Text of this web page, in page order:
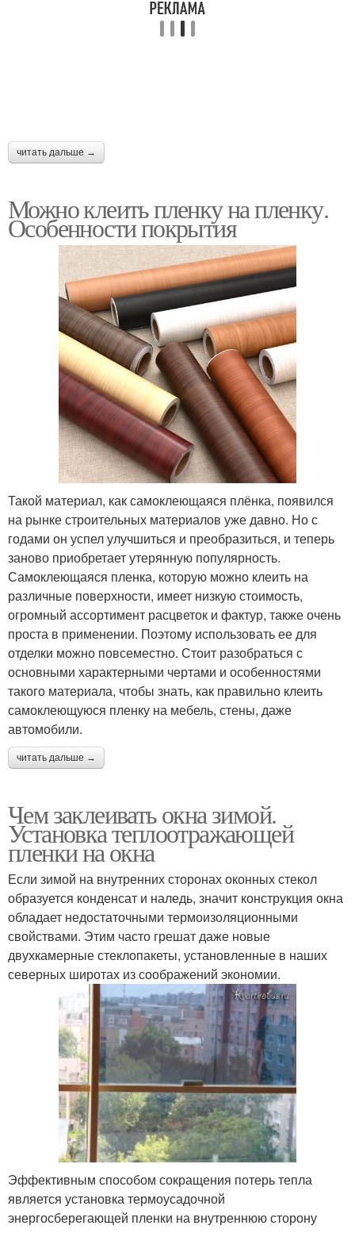
читать дальше →
Можно клеить пленку на пленку.
Особенности покрытия
Такой материал, как самоклеющаяся плёнка, появился
на рынке строительных материалов уже давно. Но с
годами он успел улучшиться и преобразиться, и теперь
заново приобретает утерянную популярность.
Самоклеющаяся пленка, которую можно клеить на
различные поверхности, имеет низкую стоимость,
огромный ассортимент расцветок и фактур, также очень
проста в применении. Поэтому использовать ее для
отделки можно повсеместно. Стоит разобраться с
основными характерными чертами и особенностями
такого материала, чтобы знать, как правильно клеить
самоклеющуюся пленку на мебель, стены, даже
автомобили.
читать дальше →
Чем заклеивать окна зимой.
Установка теплоотражающей
пленки на окна
Если зимой на внутренних сторонах оконных стекол
образуется конденсат и наледь, значит конструкция окна
обладает недостаточными термоизоляционными
свойствами. Этим часто грешат даже новые
двухкамерные стеклопакеты, установленные в наших
северных широтах из соображений экономии.
Эффективным способом сокращения потерь тепла
является установка термоусадочной
энергосберегающей пленки на внутреннюю сторону